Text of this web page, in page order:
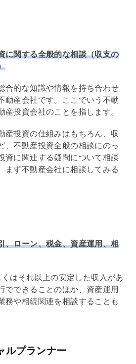
に関する全般的な相談（収支の
合的な知識や情報を持ち合わせ
動産会社です。ここでいう不動
産投資会社のことを指します。
産投資の仕組みはもちろん、収
、不動産投資全般の相談にのっ
資に関連する疑問について相談
まず不動産会社に相談してみる
、ローン、税金、資産運用、相
はそれ以上の安定した収入があ
でできることのほか、資産運用
務や相続関連を相談することも
ルプランナー